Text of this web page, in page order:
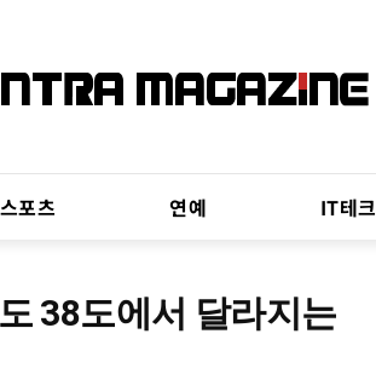
스포츠 연예 IT테크
38도에서 달라지는